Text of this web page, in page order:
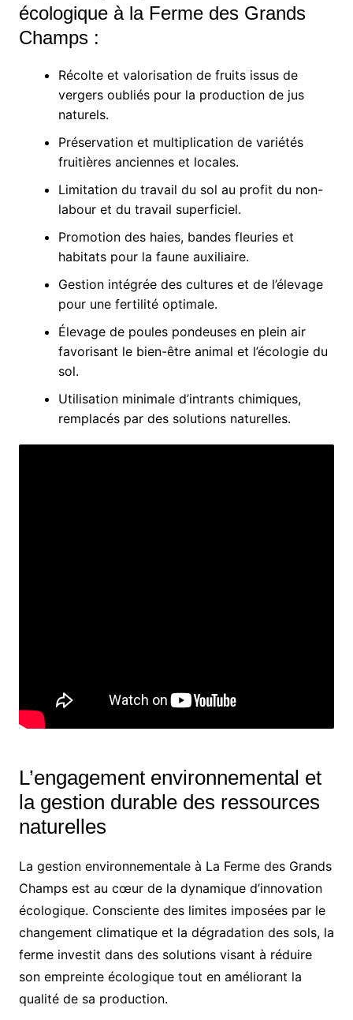
écologique à la Ferme des Grands
Champs :
Récolte et valorisation de fruits issus de
vergers oubliés pour la production de jus
naturels.
Préservation et multiplication de variétés
fruitières anciennes et locales.
Limitation du travail du sol au profit du non-
labour et du travail superficiel.
Promotion des haies, bandes fleuries et
habitats pour la faune auxiliaire.
Gestion intégrée des cultures et de l’élevage
pour une fertilité optimale.
Élevage de poules pondeuses en plein air
favorisant le bien-être animal et l’écologie du
sol.
Utilisation minimale d’intrants chimiques,
remplacés par des solutions naturelles.
L’engagement environnemental et
la gestion durable des ressources
naturelles
La gestion environnementale à La Ferme des Grands
Champs est au cœur de la dynamique d’innovation
écologique. Consciente des limites imposées par le
changement climatique et la dégradation des sols, la
ferme investit dans des solutions visant à réduire
son empreinte écologique tout en améliorant la
qualité de sa production.